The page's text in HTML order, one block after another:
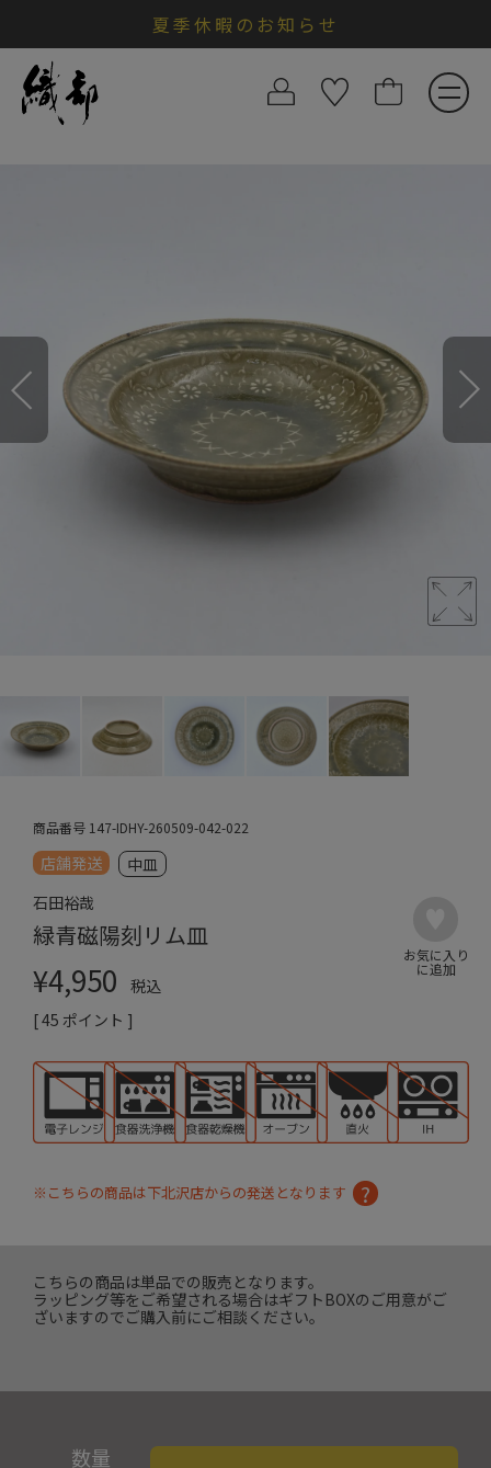
夏季休暇のお知らせ
商品番号 147-IDHY-260509-042-022
店舗発送
中皿
石田裕哉
緑青磁陽刻リム皿
¥4,950
税込
[45 ポイント ]
※こちらの商品は下北沢店からの発送となります
こちらの商品は単品での販売となります。
ラッピング等をご希望される場合はギフトBOXのご用意がご
ざいますのでご購入前にご相談ください。
数量